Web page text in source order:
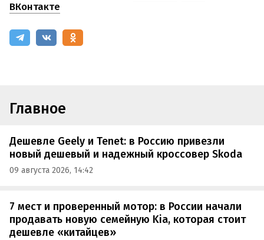
ВКонтакте
Главное
Дешевле Geely и Tenet: в Россию привезли
новый дешевый и надежный кроссовер Skoda
09 августа 2026, 14:42
7 мест и проверенный мотор: в России начали
продавать новую семейную Kia, которая стоит
дешевле «китайцев»